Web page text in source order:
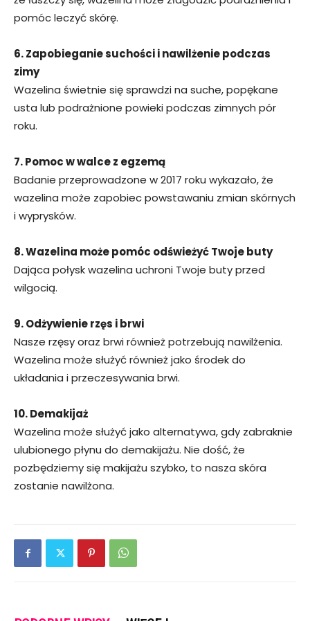
pomóc leczyć skórę.
6. Zapobieganie suchości i nawilżenie podczas
zimy
Wazelina świetnie się sprawdzi na suche, popękane
usta lub podrażnione powieki podczas zimnych pór
roku.
7. Pomoc w walce z egzemą
Badanie przeprowadzone w 2017 roku wykazało, że
wazelina może zapobiec powstawaniu zmian skórnych
i wyprysków.
8. Wazelina może pomóc odświeżyć Twoje buty
Dająca połysk wazelina uchroni Twoje buty przed
wilgocią.
9. Odżywienie rzęs i brwi
Nasze rzęsy oraz brwi również potrzebują nawilżenia.
Wazelina może służyć również jako środek do
układania i przeczesywania brwi.
10. Demakijaż
Wazelina może służyć jako alternatywa, gdy zabraknie
ulubionego płynu do demakijażu. Nie dość, że
pozbędziemy się makijażu szybko, to nasza skóra
zostanie nawilżona.